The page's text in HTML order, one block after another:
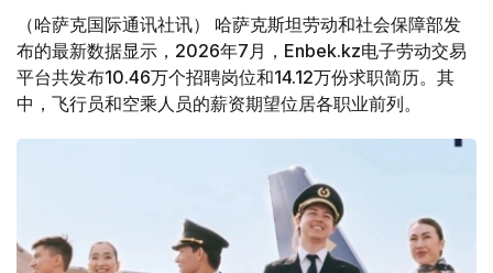
（哈萨克国际通讯社讯） 哈萨克斯坦劳动和社会保障部发
布的最新数据显示，2026年7月，Enbek.kz电子劳动交易
平台共发布10.46万个招聘岗位和14.12万份求职简历。其
中，飞行员和空乘人员的薪资期望位居各职业前列。